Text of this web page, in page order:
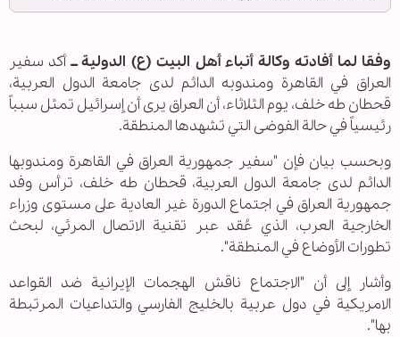
وفقا لما أفادته وكالة أنباء أهل البيت (ع) الدولية ــأكد سفير
العراق في القاهرة ومندوبه الدائم لدى جامعة الدول العربية،
قحطان طه خلف، يوم الثلاثاء، أن العراق يرى أن إسرائيل تمثل سبباً
رئيسياً في حالة الفوضى التي تشهدها المنطقة.
وبحسب بيان فإن "سفير جمهورية العراق في القاهرة ومندوبها
الدائم لدى جامعة الدول العربية، قحطان طه خلف، ترأس وفد
جمهورية العراق في اجتماع الدورة غير العادية على مستوى وزراء
الخارجية العرب، الذي عُقد عبر تقنية الاتصال المرئي، لبحث
تطورات الأوضاع في المنطقة".
وأشار إلى أن "الاجتماع ناقش الهجمات الإيرانية ضد القواعد
الامريكية في دول عربية بالخليج الفارسي والتداعيات المرتبطة
بها".